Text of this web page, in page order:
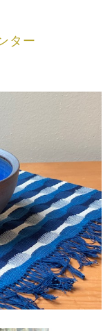
ター